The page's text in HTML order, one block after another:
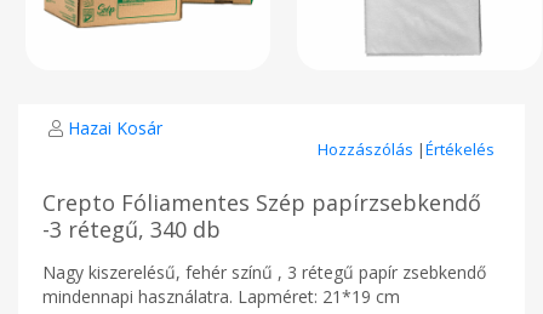
Hazai Kosár
Hozzászólás |Értékelés
Crepto Fóliamentes Szép papírzsebkendő
-3 rétegű, 340 db
Nagy kiszerelésű, fehér színű , 3 rétegű papír zsebkendő
mindennapi használatra. Lapméret: 21*19 cm